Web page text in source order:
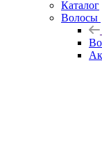
Каталог
Волосы